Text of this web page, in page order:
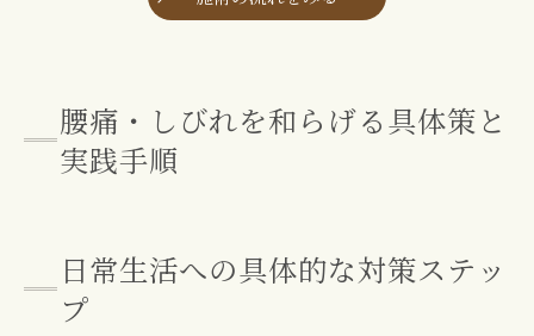
腰痛・しびれを和らげる具体策と
実践手順
日常生活への具体的な対策ステッ
プ